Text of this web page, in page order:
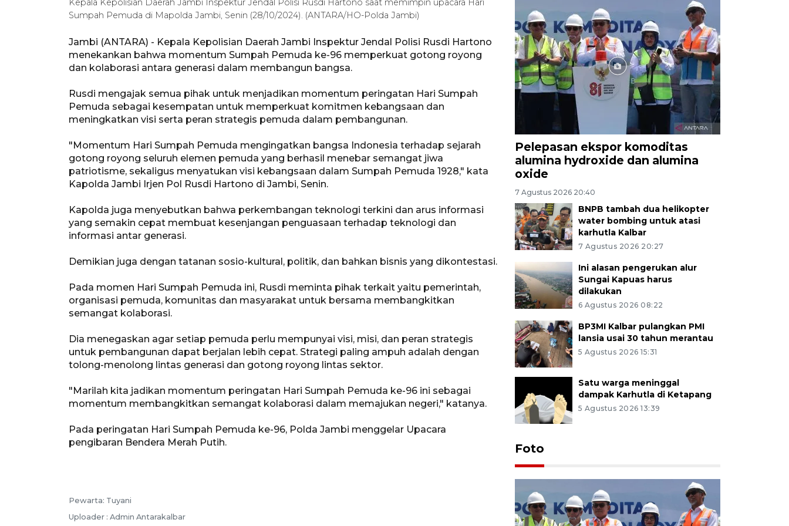
Kepala Kepolisian Daerah Jambi Inspektur Jendal Polisi Rusdi Hartono saat memimpin upacara Hari
Sumpah Pemuda di Mapolda Jambi, Senin (28/10/2024). (ANTARA/HO-Polda Jambi)
Jambi (ANTARA) - Kepala Kepolisian Daerah Jambi Inspektur Jendal Polisi Rusdi Hartono
menekankan bahwa momentum Sumpah Pemuda ke-96 memperkuat gotong royong
dan kolaborasi antara generasi dalam membangun bangsa.
Rusdi mengajak semua pihak untuk menjadikan momentum peringatan Hari Sumpah
Pemuda sebagai kesempatan untuk memperkuat komitmen kebangsaan dan
meningkatkan visi serta peran strategis pemuda dalam pembangunan.
"Momentum Hari Sumpah Pemuda mengingatkan bangsa Indonesia terhadap sejarah
gotong royong seluruh elemen pemuda yang berhasil menebar semangat jiwa
patriotisme, sekaligus menyatukan visi kebangsaan dalam Sumpah Pemuda 1928," kata
Kapolda Jambi Irjen Pol Rusdi Hartono di Jambi, Senin.
Kapolda juga menyebutkan bahwa perkembangan teknologi terkini dan arus informasi
yang semakin cepat membuat kesenjangan penguasaan terhadap teknologi dan
informasi antar generasi.
Demikian juga dengan tatanan sosio-kultural, politik, dan bahkan bisnis yang dikontestasi.
Pada momen Hari Sumpah Pemuda ini, Rusdi meminta pihak terkait yaitu pemerintah,
organisasi pemuda, komunitas dan masyarakat untuk bersama membangkitkan
semangat kolaborasi.
Dia menegaskan agar setiap pemuda perlu mempunyai visi, misi, dan peran strategis
untuk pembangunan dapat berjalan lebih cepat. Strategi paling ampuh adalah dengan
tolong-menolong lintas generasi dan gotong royong lintas sektor.
"Marilah kita jadikan momentum peringatan Hari Sumpah Pemuda ke-96 ini sebagai
momentum membangkitkan semangat kolaborasi dalam memajukan negeri," katanya.
Pada peringatan Hari Sumpah Pemuda ke-96, Polda Jambi menggelar Upacara
pengibaran Bendera Merah Putih.
Pewarta: Tuyani
Uploader : Admin Antarakalbar
Pelepasan ekspor komoditas
alumina hydroxide dan alumina
oxide
7 Agustus 2026 20:40
BNPB tambah dua helikopter
water bombing untuk atasi
karhutla Kalbar
7 Agustus 2026 20:27
Ini alasan pengerukan alur
Sungai Kapuas harus
dilakukan
6 Agustus 2026 08:22
BP3MI Kalbar pulangkan PMI
lansia usai 30 tahun merantau
5 Agustus 2026 15:31
Satu warga meninggal
dampak Karhutla di Ketapang
5 Agustus 2026 13:39
Foto